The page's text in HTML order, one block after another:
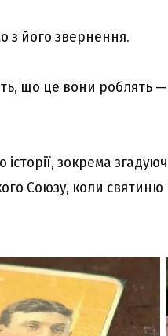
з його звернення.
що це вони роблять
зокрема
Союзу, коли